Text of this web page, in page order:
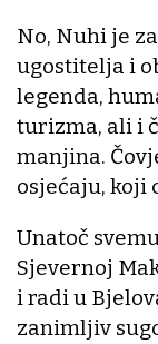
No, Nuhi je
ugostitelja i
legenda,
turizma, ali i
manjina.
osjećaju, koji
Unatoč
Sjevernoj
i radi u
zanimljiv